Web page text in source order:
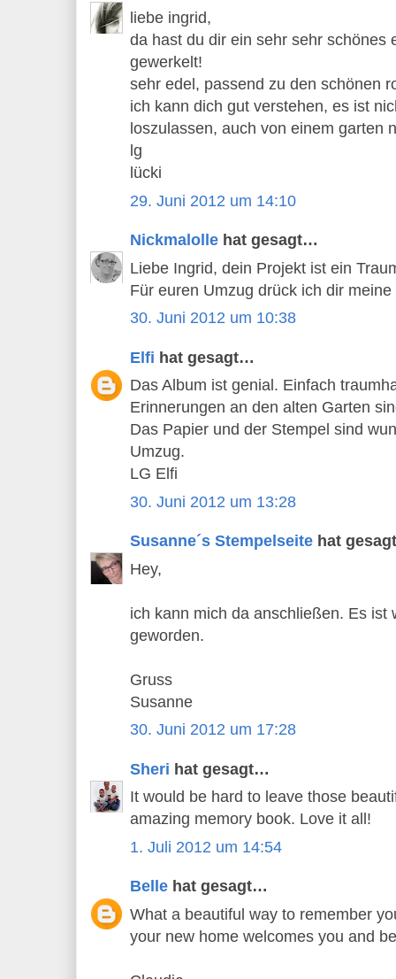
liebe ingrid,
da hast du dir ein sehr sehr schönes
gewerkelt!
sehr edel, passend zu den schönen
ich kann dich gut verstehen, es ist
loszulassen, auch von einem garten
lg
lücki
29. Juni 2012 um 14:10
Nickmalolle hat gesagt…
Liebe Ingrid, dein Projekt ist ein
Für euren Umzug drück ich dir
30. Juni 2012 um 10:38
Elfi hat gesagt…
Das Album ist genial. Einfach
Erinnerungen an den alten Garten
Das Papier und der Stempel sind
Umzug.
LG Elfi
30. Juni 2012 um 13:28
Susanne´s Stempelseite hat
Hey,
ich kann mich da anschließen. Es ist
geworden.
Gruss
Susanne
30. Juni 2012 um 17:28
Sheri hat gesagt…
It would be hard to leave those
amazing memory book. Love it all!
1. Juli 2012 um 14:54
Belle hat gesagt…
What a beautiful way to remember
your new home welcomes you and